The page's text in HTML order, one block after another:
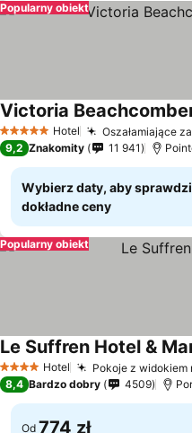
Popularny obiekt
5 KategoriaHotel Oszałamiające
Victoria
9,2 Znakomity 11 941
Wybierz daty, aby
dokładne ceny
Popularny obiekt
4 KategoriaHotel Pokoje z widokiem
Le Suffren Hotel &
8,4 Bardzo dobry 4509
Od 774 zł